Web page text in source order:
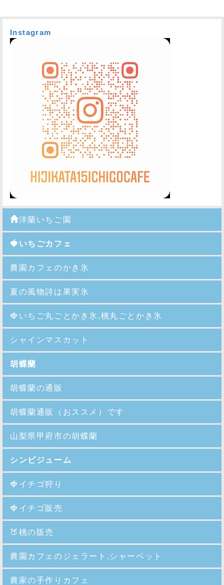
Instagram
洋蘭いちご園
🍓いちごカフェ
農園カフェのかき氷
夏の風物詩は果実氷
🍓 いちご丸ごとかき氷,桃丸ごとかき氷
シャインマスカット
胡蝶蘭
胡蝶蘭の通販
胡蝶蘭通販（おススメ）です
山梨県甲府市の胡蝶蘭
シンビジューム
🍓イチゴ狩り
🍓イチゴ販売
🍑 桃の販売
農園カフェのジェラート,シャーベット
農家の手作りカフェ